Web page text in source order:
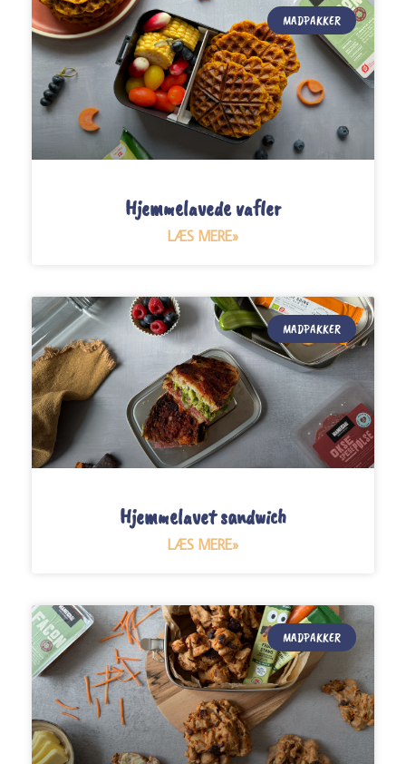
MADPAKKER
Hjemmelavede vafler
LÆS MERE»
MADPAKKER
Hjemmelavet sandwich
LÆS MERE»
MADPAKKER